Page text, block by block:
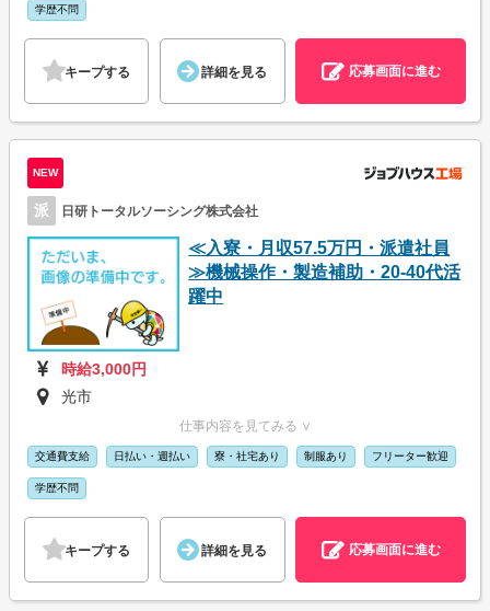
学歴不問
キープする 詳細を見る 応募画面に進む
NEW
派 日研トータルソーシング株式会社
≪入寮・月収57.5万円・派遣社員
≫機械操作・製造補助・20-40代活
躍中
時給3,000円
光市
仕事内容を見てみる ∨
交通費支給 日払い・週払い 寮・社宅あり 制服あり フリーター歓迎
学歴不問
キープする 詳細を見る 応募画面に進む